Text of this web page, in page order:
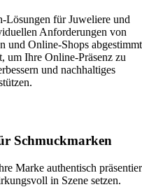
Lösungen für Juweliere und
Anforderungen von
und Online-Shops abgestimmt
um Ihre Online-Präsenz zu
und nachhaltiges
Schmuckmarken
Marke authentisch
in Szene setzen.